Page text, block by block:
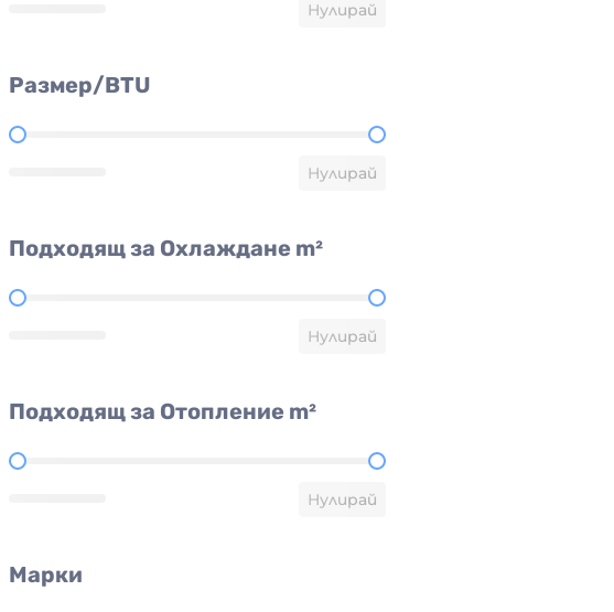
Нулирай
Размер/BTU
Размер/BTU
Нулирай
Подходящ за Охлаждане m²
Подходящ за Охлаждане m²
Нулирай
Подходящ за Отопление m²
Подходящ за Отопление m²
Нулирай
Марки